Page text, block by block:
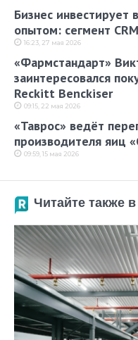
Бизнес инвестирует
опытом: сегмент
16:23, 27 мая 2026
«Фармстандарт»
заинтересовался
Reckitt Benckiser
09:15, 22 мая 2026
«Таврос» ведёт
производителя яиц
09:59, 15 мая 2026
Читайте также